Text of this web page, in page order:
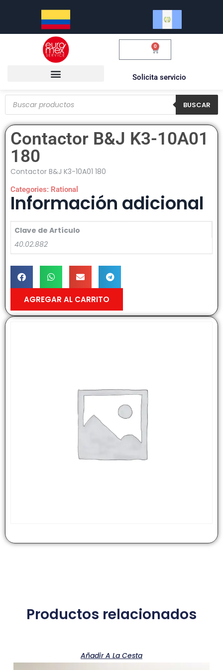
0
Solicita servicio
BUSCAR
Contactor B&J K3-10A01
180
Contactor B&J K3-10A01 180
Categories: Rational
Información adicional
Clave de Artículo
40.02.882
AGREGAR AL CARRITO
Productos relacionados
Añadir A La Cesta